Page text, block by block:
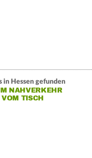
in Hessen gefunden
NAHVERKEHR
TISCH